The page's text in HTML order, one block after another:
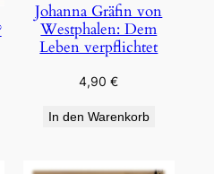
Johanna Gräfin von
Westphalen: Dem
Leben verpflichtet
4,90€
In den Warenkorb